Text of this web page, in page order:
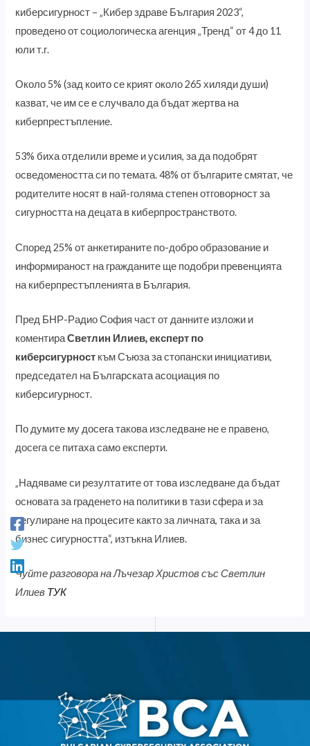
киберсигурност – „Кибер здраве България 2023“,
проведено от социологическа агенция „Тренд“ от 4 до 11
юли т.г.
Около 5% (зад които се крият около 265 хиляди души)
казват, че им се е случвало да бъдат жертва на
киберпрестъпление.
53% биха отделили време и усилия, за да подобрят
осведомеността си по темата. 48% от българите смятат, че
родителите носят в най-голяма степен отговорност за
сигурността на децата в киберпространството.
Според 25% от анкетираните по-добро образование и
информираност на гражданите ще подобри превенцията
на киберпрестъпленията в България.
Пред БНР-Радио София част от данните изложи и
коментираСветлин Илиев, експерт по
киберсигурност към Съюза за стопански инициативи,
председател на Българската асоциация по
киберсигурност.
По думите му досега такова изследване не е правено,
досега се питаха само експерти.
„Надяваме си резултатите от това изследване да бъдат
основата за граденето на политики в тази сфера и за
регулиране на процесите както за личната, така и за
бизнес сигурността“, изтъкна Илиев.
Чуйте разговора на Лъчезар Христов със Светлин
Илиев ТУК